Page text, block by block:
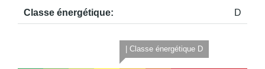
Classe énergétique: D
| Classe énergétique D